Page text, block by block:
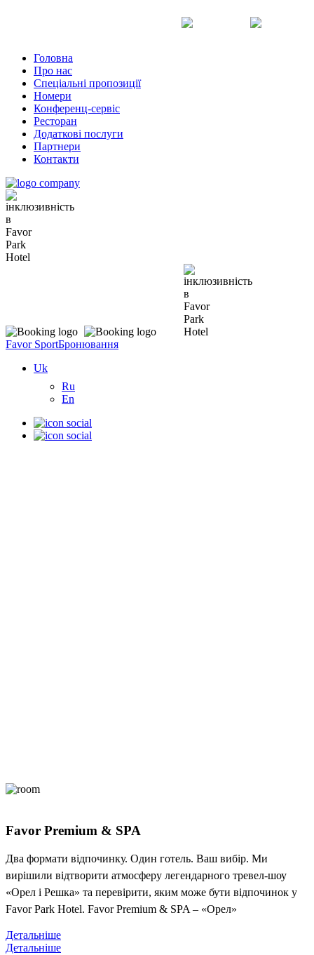
Головна
Про нас
Спеціальні пропозиції
Номери
Конференц-сервіс
Ресторан
Додаткові послуги
Партнери
Контакти
Favor SportБронювання
Uk
Ru
En
Favor Premium & SPA
Два формати відпочинку. Один готель. Ваш вибір. Ми
вирішили відтворити атмосферу легендарного тревел-шоу
«Орел і Решка» та перевірити, яким може бути відпочинок у
Favor Park Hotel. Favor Premium & SPA – «Орел»
Детальніше
Детальніше